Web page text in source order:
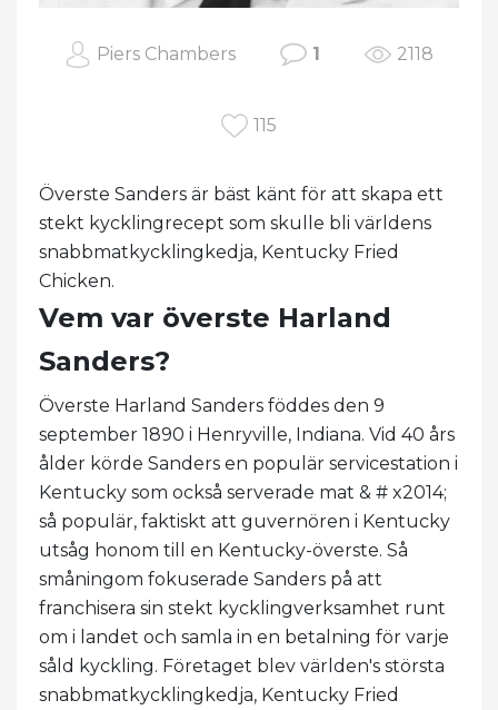
Piers Chambers 1 2118
115
Överste Sanders är bäst känt för att skapa ett
stekt kycklingrecept som skulle bli världens
snabbmatkycklingkedja, Kentucky Fried
Chicken.
Vem var överste Harland
Sanders?
Överste Harland Sanders föddes den 9
september 1890 i Henryville, Indiana. Vid 40 års
ålder körde Sanders en populär servicestation i
Kentucky som också serverade mat & # x2014;
så populär, faktiskt att guvernören i Kentucky
utsåg honom till en Kentucky-överste. Så
småningom fokuserade Sanders på att
franchisera sin stekt kycklingverksamhet runt
om i landet och samla in en betalning för varje
såld kyckling. Företaget blev världen's största
snabbmatkycklingkedja, Kentucky Fried